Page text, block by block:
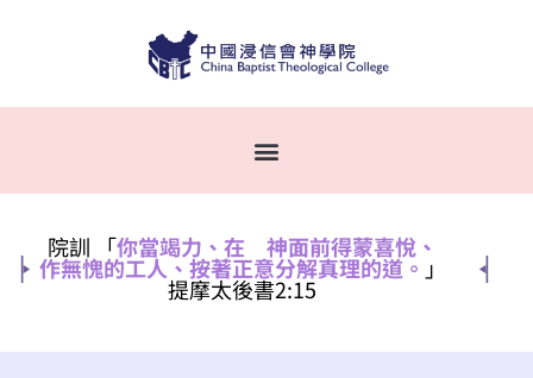
院訓 「你當竭力、在 神面前得蒙喜悅、
作無愧的工人、按著正意分解真理的道。 」
提摩太後書2:15